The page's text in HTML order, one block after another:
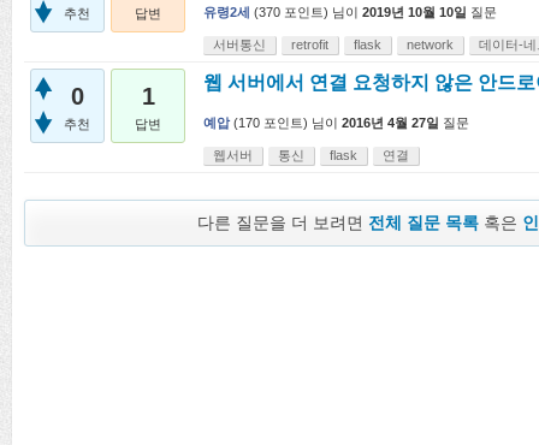
추천 답변 유령2세 (370 포인트) 님이 2019년 10월 10일 질문
서버통신 retrofit flask network 데이터-
0
추천
1
답변
웹 서버에서 연결 요청하지 않은 안드
예압 (170 포인트) 님이 2016년 4월 27일 질문
웹서버 통신 flask 연결
다른 질문을 더 보려면 전체 질문 목록 혹은